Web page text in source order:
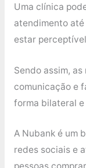
Uma clínica
atendimento
estar
Sendo assim,
comunicação e
forma bilateral
A Nubank é um
redes sociais e